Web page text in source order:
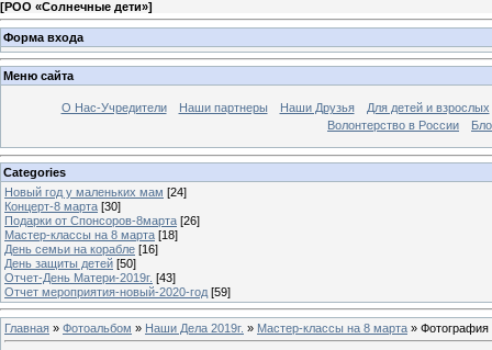
[РОО «Солнечные дети»]
Форма входа
Меню сайта
О Нас-Учредители Наши партнеры Наши Друзья
Для детей и взрослых
Волонтерство в России
Categories
Новый год у маленьких мам [24]
Концерт-8 марта [30]
Подарки от Спонсоров-8марта [26]
Мастер-классы на 8 марта [18]
День семьи на корабле [16]
День защиты детей [50]
Отчет-День Матери-2019г. [43]
Отчет мероприятия-новый-2020-год [59]
Главная » Фотоальбом » Наши Дела 2019г. » Мастер-классы на 8 марта » Фотография